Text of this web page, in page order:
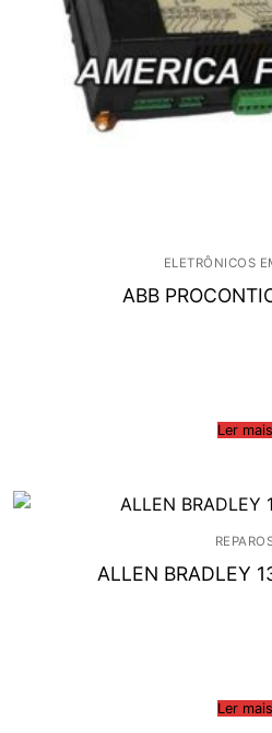
ELETRÔNICOS
ABB
Ler mais
ALLEN BRADLEY
Ler mais